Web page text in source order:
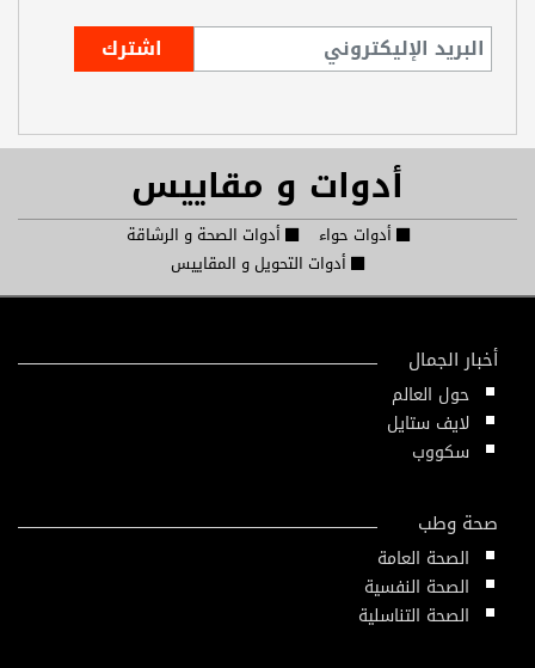
أدوات و مقاييس
أدوات حواء
أدوات الصحة و الرشاقة
أدوات التحويل و المقاييس
أخبار الجمال
حول العالم
لايف ستايل
سكووب
صحة وطب
الصحة العامة
الصحة النفسية
الصحة التناسلية